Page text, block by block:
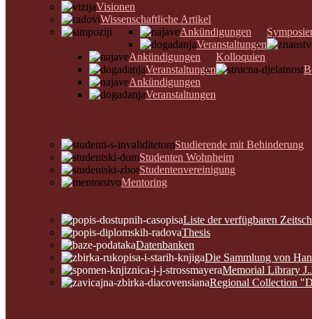
Visionen
Wissenschaftliche Artikel
Ankündigungen
Veranstaltungen
Kolloquien
Ankündigungen
Veranstaltungen
Ankündigungen
Veranstaltungen
Studierende mit Behinderung
Studenten Wohnheim
Studentenvereinigung
Mentoring
Liste der verfügbaren
Thesis
Datenbanken
Die Sammlung von
Memorial Library
Regional Collection